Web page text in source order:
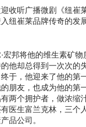
收听广播微剧《纽崔
纽崔莱品牌传奇的发
宏邦将他的维生素矿
他却总得到一次次的
于，他迎来了他的第
朋友，也成为他的第
两个拥护者，做浓缩
医生富兰克林，三个
品公司。